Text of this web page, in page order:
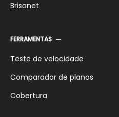
Brisanet
FERRAMENTAS
Teste de velocidade
Comparador de planos
Cobertura